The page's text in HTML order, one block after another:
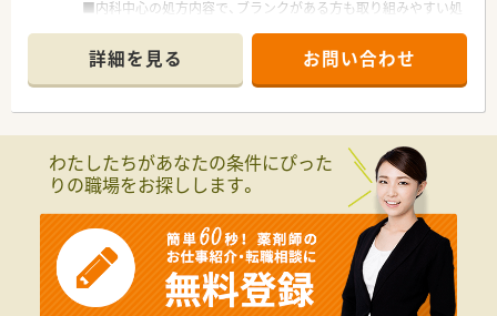
■内科中心の処方内容で、ブランクがある方も取り組みやすい処
■薬剤師複数名体制のため、落ち着いて業務にあたることが可能
です。
詳細を見る お問い合わせ
わたしたちがあなたの条件にぴった
りの職場をお探しします。